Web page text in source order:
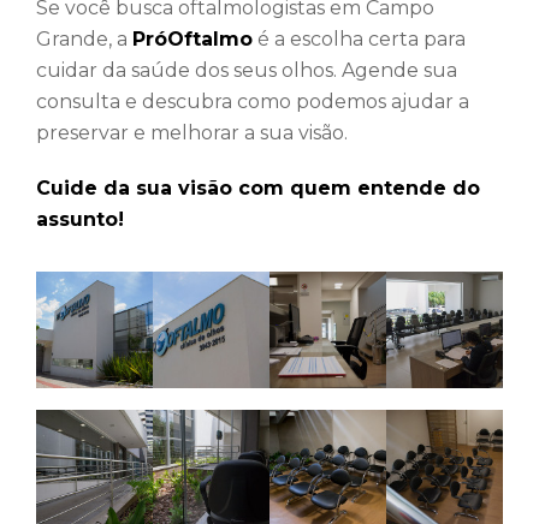
Se você busca oftalmologistas em Campo
Grande, a PróOftalmo é a escolha certa para
cuidar da saúde dos seus olhos. Agende sua
consulta e descubra como podemos ajudar a
preservar e melhorar a sua visão.
Cuide da sua visão com quem entende do
assunto!